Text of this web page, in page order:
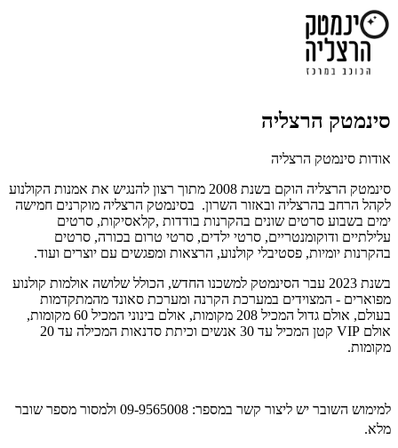
סינמטק הרצליה
אודות סינמטק הרצליה
סינמטק הרצליה הוקם בשנת 2008 מתוך רצון להנגיש את אמנות הקולנוע
לקהל הרחב בהרצליה ובאזור השרון. בסינמטק הרצליה מוקרנים חמישה
ימים בשבוע סרטים שונים בהקרנות בודדות ,קלאסיקות, סרטים
עלילתיים ודוקומנטריים, סרטי ילדים, סרטי טרום בכורה, סרטים
בהקרנות יומיות, פסטיבלי קולנוע, הרצאות ומפגשים עם יוצרים ועוד.
בשנת 2023 עבר הסינמטק למשכנו החדש, הכולל שלושה אולמות קולנוע
מפוארים - המצוידים במערכת הקרנה ומערכת סאונד מהמתקדמות
בעולם, אולם גדול המכיל 208 מקומות, אולם בינוני המכיל 60 מקומות,
אולם VIP קטן המכיל עד 30 אנשים וכיתת סדנאות המכילה עד 20
מקומות.
למימוש השובר יש ליצור קשר במספר:
09-9565008 ולמסור מספר שובר
מלא.